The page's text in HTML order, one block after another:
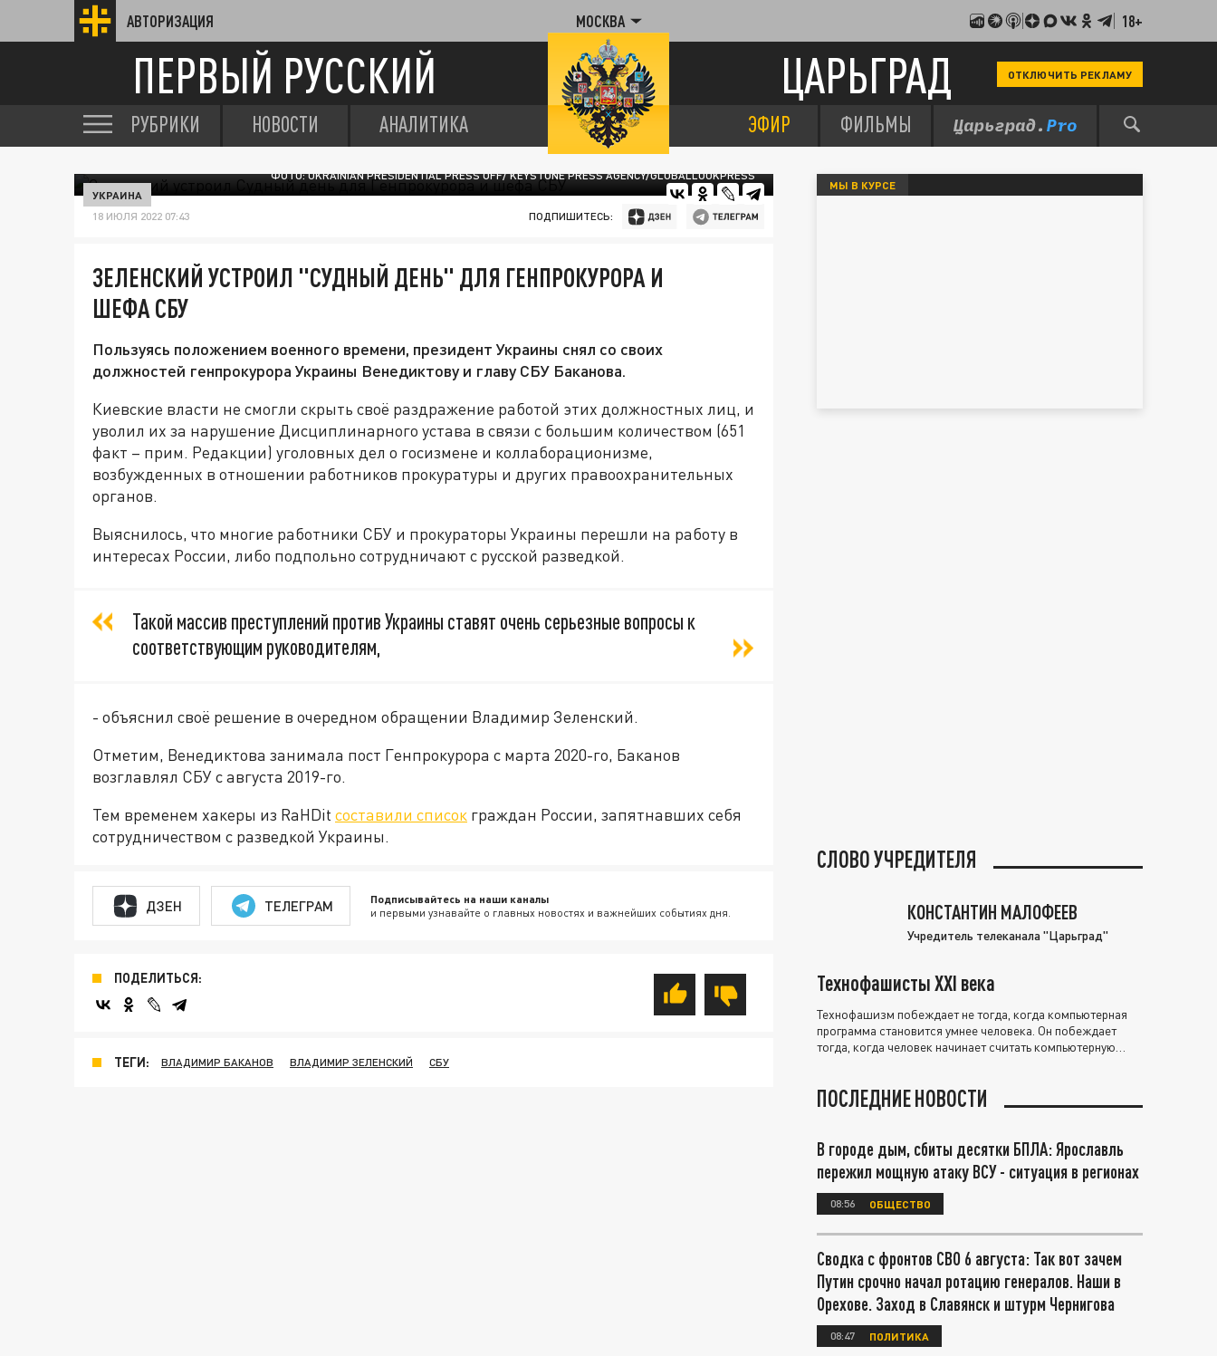
АВТОРИЗАЦИЯ МОСКВА 18+
ПЕРВЫЙ РУССКИЙ ЦАРЬГРАД ОТКЛЮЧИТЬ РЕКЛАМУ
РУБРИКИ НОВОСТИ АНАЛИТИКА ЭФИР ФИЛЬМЫ
ФОТО: UKRAINIAN PRESIDENTIAL PRESS OFF/ KEYSTONE PRESS AGENCY/GLOBALLOOKPRESS
УКРАИНА
18 ИЮЛЯ 2022 07:43 ПОДПИШИТЕСЬ:
ЗЕЛЕНСКИЙ УСТРОИЛ "СУДНЫЙ ДЕНЬ" ДЛЯ ГЕНПРОКУРОРА И
ШЕФА СБУ
Пользуясь положением военного времени, президент Украины снял со своих
должностей генпрокурора Украины Венедиктову и главу СБУ Баканова.
Киевские власти не смогли скрыть своё раздражение работой этих должностных лиц, и
уволил их за нарушение Дисциплинарного устава в связи с большим количеством (651
факт – прим. Редакции) уголовных дел о госизмене и коллаборационизме,
возбужденных в отношении работников прокуратуры и других правоохранительных
органов.
Выяснилось, что многие работники СБУ и прокураторы Украины перешли на работу в
интересах России, либо подпольно сотрудничают с русской разведкой.
Такой массив преступлений против Украины ставят очень серьезные вопросы к
соответствующим руководителям,
- объяснил своё решение в очередном обращении Владимир Зеленский.
Отметим, Венедиктова занимала пост Генпрокурора с марта 2020-го, Баканов
возглавлял СБУ с августа 2019-го.
Тем временем хакеры из RaHDit составили список граждан России, запятнавших себя
сотрудничеством с разведкой Украины.
ДЗЕН ТЕЛЕГРАМ Подписывайтесь на наши каналы
и первыми узнавайте о главных новостях и важнейших событиях дня.
ПОДЕЛИТЬСЯ:
ТЕГИ: ВЛАДИМИР БАКАНОВ ВЛАДИМИР ЗЕЛЕНСКИЙ СБУ
МЫ В КУРСЕ
СЛОВО УЧРЕДИТЕЛЯ
КОНСТАНТИН МАЛОФЕЕВ
Учредитель телеканала "Царьград"
Технофашисты XXI века
Технофашизм побеждает не тогда, когда компьютерная
программа становится умнее человека. Он побеждает
тогда, когда человек начинает считать компьютерную
ПОСЛЕДНИЕ НОВОСТИ
В городе дым, сбиты десятки БПЛА: Ярославль
пережил мощную атаку ВСУ - ситуация в регионах
08:56 ОБЩЕСТВО
Сводка с фронтов СВО 6 августа: Так вот зачем
Путин срочно начал ротацию генералов. Наши в
Орехове. Заход в Славянск и штурм Чернигова
08:47 ПОЛИТИКА